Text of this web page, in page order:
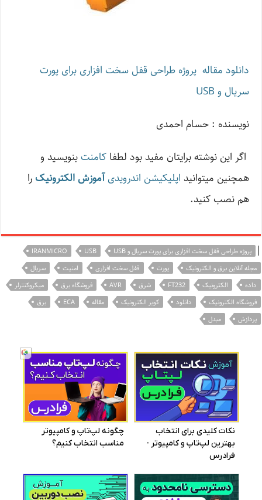
دانلود مقاله پروژه طراحی قفل سخت افزاری برای پورت
سریال و USB
نویسنده : حسام احمدی
اگر این نوشته‌ برایتان مفید بود لطفاکامنت بنویسید و
همچنین میتوانید اپلیکیشن اندرویدیآموزش الکترونیک را
هم نصب کنید.
| پروژه طراحی قفل سخت افزاری برای پورت سریال و USB USB
IRANMICRO
مجله آنلاین برق و الکترونیک
پورت قفل سخت افزاری امنیت
سریال
داده
الکترونیک FT232 شرق AVR فروشگاه برق
میکروکنترلر
فروشگاه الکترونیک
دانلود کویر الکترونیک مقاله ECA
برق
پردازش
مبدل